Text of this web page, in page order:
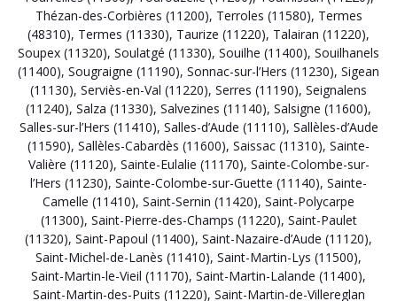
Thézan-des-Corbières (11200), Terroles (11580), Termes
(48310), Termes (11330), Taurize (11220), Talairan (11220),
Soupex (11320), Soulatgé (11330), Souilhe (11400), Souilhanels
(11400), Sougraigne (11190), Sonnac-sur-l’Hers (11230), Sigean
(11130), Serviès-en-Val (11220), Serres (11190), Seignalens
(11240), Salza (11330), Salvezines (11140), Salsigne (11600),
Salles-sur-l’Hers (11410), Salles-d’Aude (11110), Sallèles-d’Aude
(11590), Sallèles-Cabardès (11600), Saissac (11310), Sainte-
Valière (11120), Sainte-Eulalie (11170), Sainte-Colombe-sur-
l’Hers (11230), Sainte-Colombe-sur-Guette (11140), Sainte-
Camelle (11410), Saint-Sernin (11420), Saint-Polycarpe
(11300), Saint-Pierre-des-Champs (11220), Saint-Paulet
(11320), Saint-Papoul (11400), Saint-Nazaire-d’Aude (11120),
Saint-Michel-de-Lanès (11410), Saint-Martin-Lys (11500),
Saint-Martin-le-Vieil (11170), Saint-Martin-Lalande (11400),
Saint-Martin-des-Puits (11220), Saint-Martin-de-Villereglan